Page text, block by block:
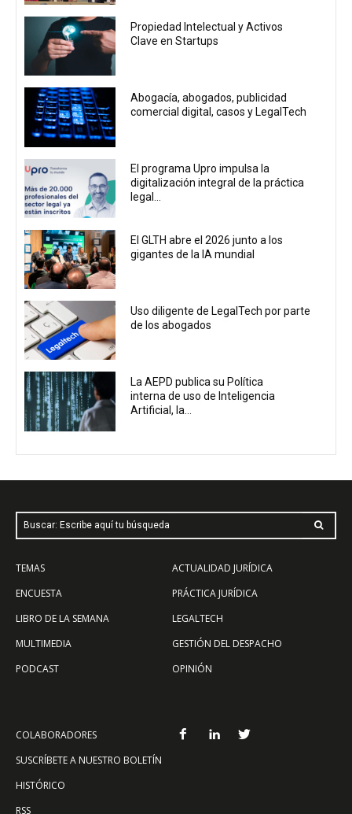
Propiedad Intelectual y Activos
Clave en Startups
Abogacía, abogados, publicidad
comercial digital, casos y LegalTech
El programa Upro impulsa la
digitalización integral de la práctica
legal...
El GLTH abre el 2026 junto a los
gigantes de la IA mundial
Uso diligente de LegalTech por parte
de los abogados
La AEPD publica su Política
interna de uso de Inteligencia
Artificial, la...
Buscar: Escribe aquí tu búsqueda
TEMAS
ENCUESTA
LIBRO DE LA SEMANA
MULTIMEDIA
PODCAST
ACTUALIDAD JURÍDICA
PRÁCTICA JURÍDICA
LEGALTECH
GESTIÓN DEL DESPACHO
OPINIÓN
COLABORADORES
SUSCRÍBETE A NUESTRO BOLETÍN
HISTÓRICO
RSS